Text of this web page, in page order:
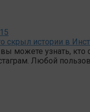
скрыл истории в
можете узнать, кто
Любой